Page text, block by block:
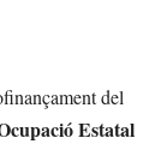
del
Estatal